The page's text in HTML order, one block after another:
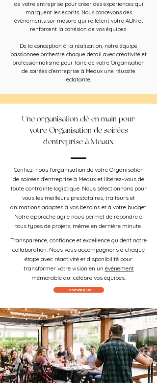
de votre entreprise pour créer des expériences qui
marquent les esprits. Nous concevons des
événements sur mesure qui reflètent votre ADN et
renforcent la cohésion de vos équipes.
De la conception à la réalisation, notre équipe
passionnée orchestre chaque détail avec créativité et
professionnalisme pour faire de votre Organisation
de soirées d'entreprise à Meaux une réussite
éclatante.
Une organisation clé en main pour
votre Organisation de soirées
d'entreprise à Meaux
Confiez-nous l'organisation de votre Organisation
de soirées d'entreprise à Meaux et libérez-vous de
toute contrainte logistique. Nous sélectionnons pour
vous les meilleurs prestataires, traiteurs et
animations adaptés à vos besoins et à votre budget.
Notre approche agile nous permet de répondre à
tous types de projets, même en dernière minute.
Transparence, confiance et excellence guident notre
collaboration. Nous vous accompagnons à chaque
étape avec réactivité et disponibilité pour
transformer votre vision en un événement
mémorable qui célèbre vos équipes.
En savoir plus